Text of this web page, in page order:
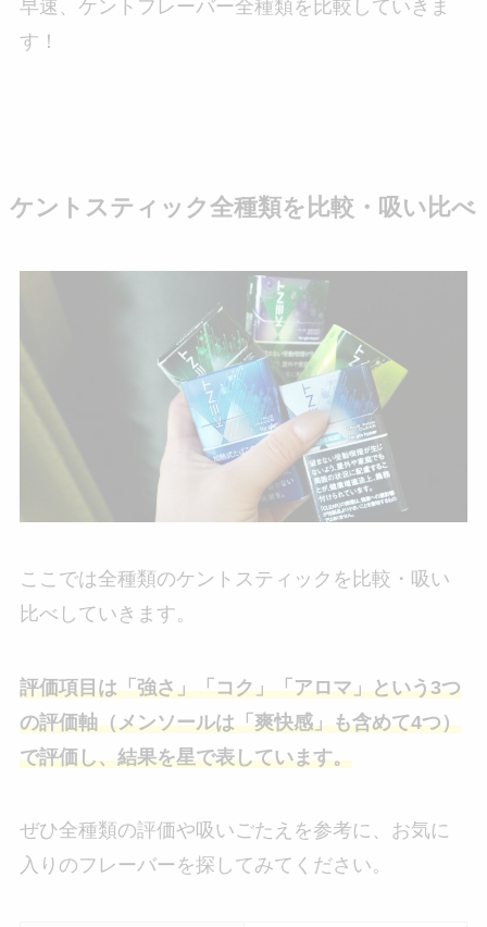
早速、ケントフレーバー全種類を比較していきま
す！
ケントスティック全種類を比較・吸い比べ
ここでは全種類のケントスティックを比較・吸い
比べしていきます。
評価項目は「強さ」「コク」「アロマ」という3つ
の評価軸（メンソールは「爽快感」も含めて4つ）
で評価し、結果を星で表しています。
ぜひ全種類の評価や吸いごたえを参考に、お気に
入りのフレーバーを探してみてください。